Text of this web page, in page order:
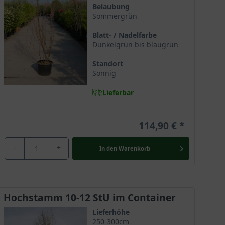
sensationellen Optik und einem robusten
ist somit ein echter Geheimtipp und beweist
unter dem Namen Französische Tamariske
und man begegnet ihm wild wachsend in
steinigen Hängen. Sie liebt die Sonne und
Belaubung
Sommergrün
Blatt- / Nadelfarbe
Dunkelgrün bis blaugrün
Standort
Sonnig
Lieferbar
114,90 €
- + In den Warenkorb
Hochstamm 10-12 StU im Container
Lieferhöhe
250-300cm